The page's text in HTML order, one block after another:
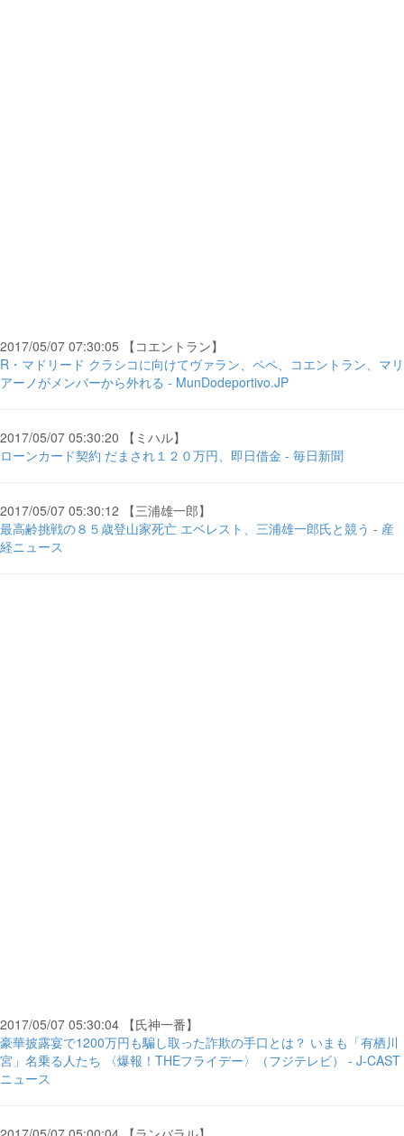
2017/05/07 07:30:05 【コエントラン】
R・マドリード クラシコに向けてヴァラン、ペペ、コエントラン、マリ
アーノがメンバーから外れる - MunDodeportivo.JP
2017/05/07 05:30:20 【ミハル】
ローンカード契約 だまされ１２０万円、即日借金 - 毎日新聞
2017/05/07 05:30:12 【三浦雄一郎】
最高齢挑戦の８５歳登山家死亡 エベレスト、三浦雄一郎氏と競う - 産
経ニュース
2017/05/07 05:30:04 【氏神一番】
豪華披露宴で1200万円も騙し取った詐欺の手口とは？ いまも「有栖川
宮」名乗る人たち 〈爆報！THEフライデー〉（フジテレビ） - J-CAST
ニュース